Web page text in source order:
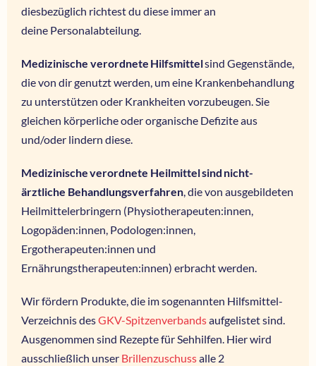
diesbezüglich richtest du diese immer an
deine Personalabteilung.
Medizinische verordnete Hilfsmittelsind Gegenstände,
die von dir genutzt werden, um eine Krankenbehandlung
zu unterstützen oder Krankheiten vorzubeugen. Sie
gleichen körperliche oder organische Defizite aus
und/oder lindern diese.
Medizinische verordnete Heilmittel sind nicht-
ärztliche Behandlungsverfahren, die von ausgebildeten
Heilmittelerbringern (Physiotherapeuten:innen,
Logopäden:innen, Podologen:innen,
Ergotherapeuten:innen und
Ernährungstherapeuten:innen) erbracht werden.
Wir fördern Produkte, die im sogenannten Hilfsmittel-
Verzeichnis desGKV-Spitzenverbandsaufgelistet sind.
Ausgenommen sind Rezepte für Sehhilfen. Hier wird
ausschließlich unser Brillenzuschussalle 2